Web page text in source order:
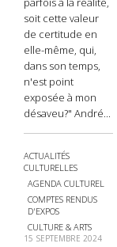
soit cette valeur
de certitude en
elle-même, qui,
dans son temps,
n'est point
exposée à mon
désaveu?" André...
ACTUALITÉS
CULTURELLES
AGENDA CULTUREL
COMPTES RENDUS
D'EXPOS
CULTURE & ARTS
15 SEPTEMBRE 2024